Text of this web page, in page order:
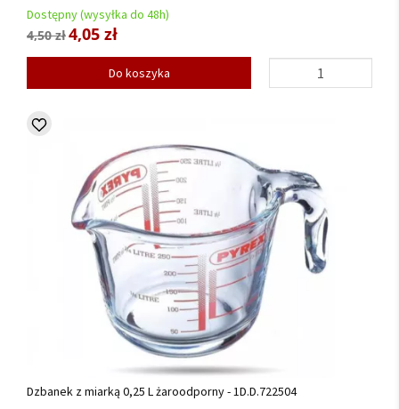
Dostępny (wysyłka do 48h)
4,50 zł4,05 zł
Do koszyka
Dzbanek z miarką 0,25 L żaroodporny - 1D.D.722504